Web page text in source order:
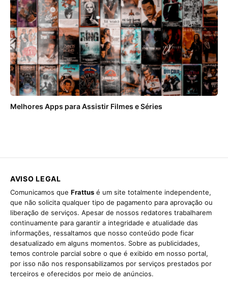
Melhores Apps para Assistir Filmes e Séries
AVISO LEGAL
Comunicamos que Frattus é um site totalmente independente,
que não solicita qualquer tipo de pagamento para aprovação ou
liberação de serviços. Apesar de nossos redatores trabalharem
continuamente para garantir a integridade e atualidade das
informações, ressaltamos que nosso conteúdo pode ficar
desatualizado em alguns momentos. Sobre as publicidades,
temos controle parcial sobre o que é exibido em nosso portal,
por isso não nos responsabilizamos por serviços prestados por
terceiros e oferecidos por meio de anúncios.